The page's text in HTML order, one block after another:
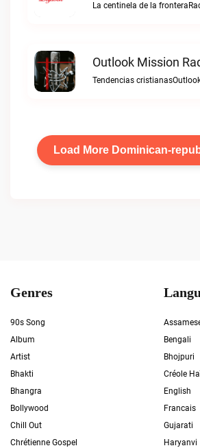
La centinela de la
Outlook Mission
Tendencias
Load More Dominican-
Genres
90s Song
Album
Artist
Bhakti
Bhangra
Bollywood
Chill Out
Chrétienne Gospel
Bengali
Bhojpuri
Créole
English
Francais
Gujarati
Haryanvi